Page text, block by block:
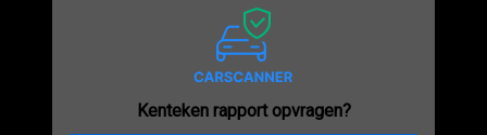
Kenteken rapport opvragen?